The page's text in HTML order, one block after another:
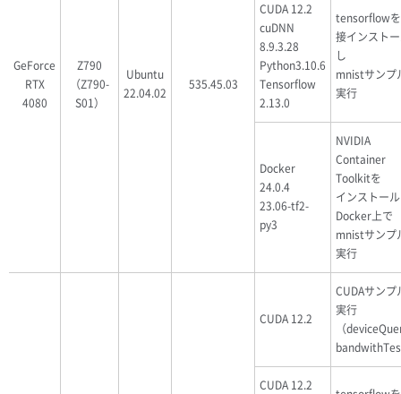
GeForce
RTX
4080
Z790
（Z790-
S01）
Ubuntu
22.04.02
535.45.03
CUDA 12.2
cuDNN
8.9.3.28
Python3.10.6
Tensorflow
2.13.0
tensorflow
接インスト
し
mnistサンプ
実行
Docker
24.0.4
23.06-tf2-
py3
NVIDIA
Container
Toolkitを
インストー
Docker上で
mnistサンプ
実行
CUDA 12.2
CUDAサンプ
実行
（
CUDA 12.2